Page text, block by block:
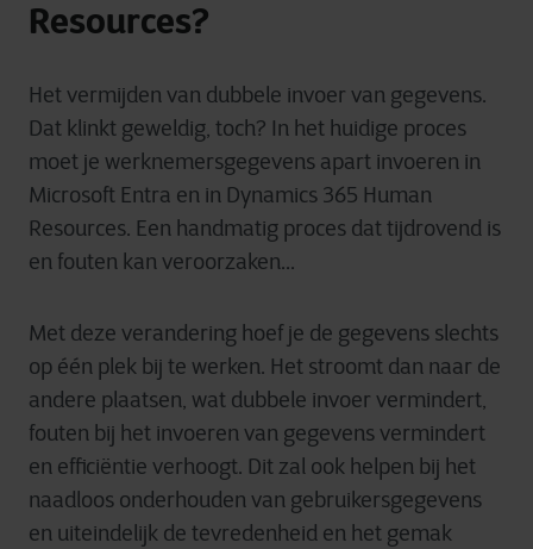
Resources?
Het vermijden van dubbele invoer van gegevens.
Dat klinkt geweldig, toch? In het huidige proces
moet je werknemersgegevens apart invoeren in
Microsoft Entra en in Dynamics 365 Human
Resources. Een handmatig proces dat tijdrovend is
en fouten kan veroorzaken...
Met deze verandering hoef je de gegevens slechts
op één plek bij te werken. Het stroomt dan naar de
andere plaatsen, wat dubbele invoer vermindert,
fouten bij het invoeren van gegevens vermindert
en efficiëntie verhoogt. Dit zal ook helpen bij het
naadloos onderhouden van gebruikersgegevens
en uiteindelijk de tevredenheid en het gemak